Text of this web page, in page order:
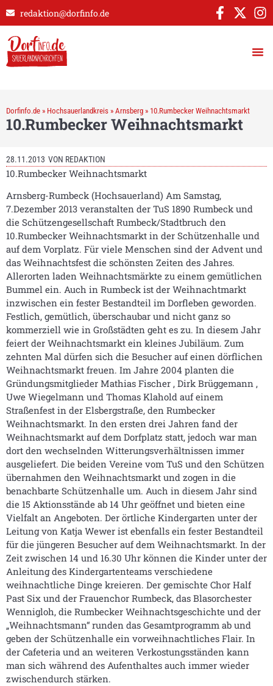
redaktion@dorfinfo.de
Dorfinfo.de » Hochsauerlandkreis » Arnsberg » 10.Rumbecker Weihnachtsmarkt
10.Rumbecker Weihnachtsmarkt
28.11.2013 VON REDAKTION
10.Rumbecker Weihnachtsmarkt
Arnsberg-Rumbeck (Hochsauerland) Am Samstag,
7.Dezember 2013 veranstalten der TuS 1890 Rumbeck und
die Schützengesellschaft Rumbeck/Stadtbruch den
10.Rumbecker Weihnachtsmarkt in der Schützenhalle und
auf dem Vorplatz. Für viele Menschen sind der Advent und
das Weihnachtsfest die schönsten Zeiten des Jahres.
Allerorten laden Weihnachtsmärkte zu einem gemütlichen
Bummel ein. Auch in Rumbeck ist der Weihnachtmarkt
inzwischen ein fester Bestandteil im Dorfleben geworden.
Festlich, gemütlich, überschaubar und nicht ganz so
kommerziell wie in Großstädten geht es zu. In diesem Jahr
feiert der Weihnachtsmarkt ein kleines Jubiläum. Zum
zehnten Mal dürfen sich die Besucher auf einen dörflichen
Weihnachtsmarkt freuen. Im Jahre 2004 planten die
Gründungsmitglieder Mathias Fischer , Dirk Brüggemann ,
Uwe Wiegelmann und Thomas Klahold auf einem
Straßenfest in der Elsbergstraße, den Rumbecker
Weihnachtsmarkt. In den ersten drei Jahren fand der
Weihnachtsmarkt auf dem Dorfplatz statt, jedoch war man
dort den wechselnden Witterungsverhältnissen immer
ausgeliefert. Die beiden Vereine vom TuS und den Schützen
übernahmen den Weihnachtsmarkt und zogen in die
benachbarte Schützenhalle um. Auch in diesem Jahr sind
die 15 Aktionsstände ab 14 Uhr geöffnet und bieten eine
Vielfalt an Angeboten. Der örtliche Kindergarten unter der
Leitung von Katja Wewer ist ebenfalls ein fester Bestandteil
für die jüngeren Besucher auf dem Weihnachtsmarkt. In der
Zeit zwischen 14 und 16.30 Uhr können die Kinder unter der
Anleitung des Kindergartenteams verschiedene
weihnachtliche Dinge kreieren. Der gemischte Chor Half
Past Six und der Frauenchor Rumbeck, das Blasorchester
Wennigloh, die Rumbecker Weihnachtsgeschichte und der
„Weihnachtsmann“ runden das Gesamtprogramm ab und
geben der Schützenhalle ein vorweihnachtliches Flair. In
der Cafeteria und an weiteren Verkostungsständen kann
man sich während des Aufenthaltes auch immer wieder
zwischendurch stärken.